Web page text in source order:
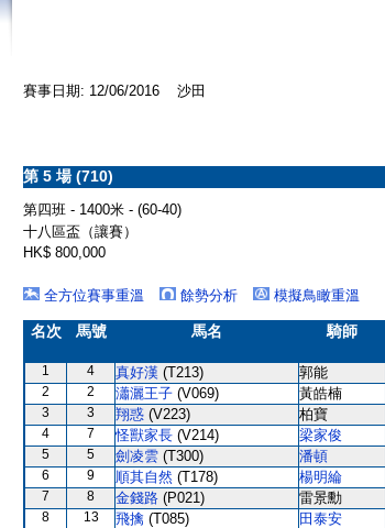
賽事日期: 12/06/2016 沙田
第 5 場 (710)
第四班 - 1400米 - (60-40)
十八區盃（讓賽）
HK$ 800,000
全方位賽事重溫
餘勢分析 模擬鳥瞰重溫
名次 馬號 馬名 騎師
1 4 真好漢 (T213) 郭能
2
2 瀟灑王子 (V069) 黃皓楠
3
3 翔惑 (V223) 柏寶
4
7 怪獸家長 (V214) 梁家俊
5
5 劍凌雲 (T300) 潘頓
6
9 順其自然 (T178) 楊明綸
7
8 金錢路 (P021) 雷景勳
8
13 飛擒 (T085) 田泰安